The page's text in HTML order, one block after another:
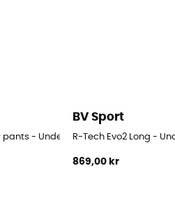
pants - Underställ - Herr
BV Sport
R-Tech Evo2 Long -
869,00 kr